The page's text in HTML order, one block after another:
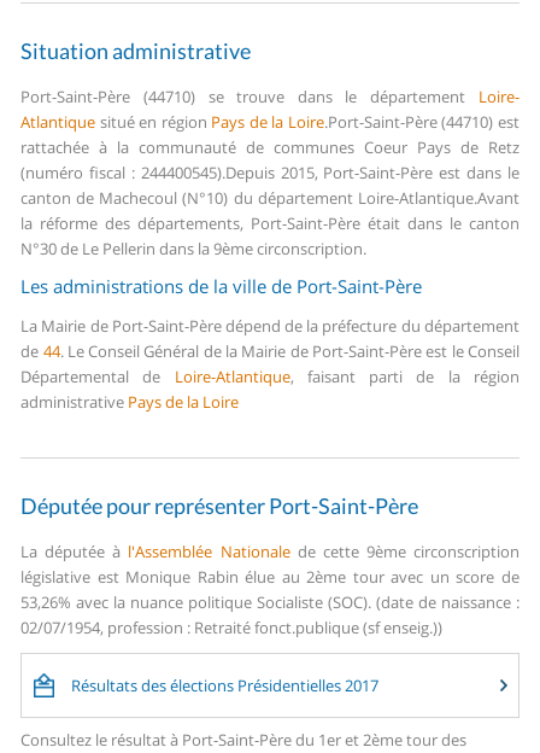
Situation administrative
Port-Saint-Père (44710) se trouve dans le département Loire-
Atlantique situé en région Pays de la Loire.Port-Saint-Père (44710) est
rattachée à la communauté de communes Coeur Pays de Retz
(numéro fiscal : 244400545).Depuis 2015, Port-Saint-Père est dans le
canton de Machecoul (N°10) du département Loire-Atlantique.Avant
la réforme des départements, Port-Saint-Père était dans le canton
N°30 de Le Pellerin dans la 9ème circonscription.
Les administrations de la ville de Port-Saint-Père
La Mairie de Port-Saint-Père dépend de la préfecture du département
de 44.Le Conseil Général de la Mairie de Port-Saint-Père est le Conseil
Départemental de Loire-Atlantique, faisant parti de la région
administrative Pays de la Loire
Députée pour représenter Port-Saint-Père
La députée à l'Assemblée Nationalede cette 9ème circonscription
législative est Monique Rabin élue au 2ème tour avec un score de
53,26% avec la nuance politique Socialiste (SOC). (date de naissance :
02/07/1954, profession : Retraité fonct.publique (sf enseig.))
Résultats des élections Présidentielles 2017
Consultez le résultat à Port-Saint-Père du 1er et 2ème tour des